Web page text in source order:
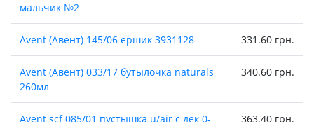
мальчик №2
Avent (Авент) 145/06 ершик 3931128 331.60 грн.
Avent (Авент) 033/17 бутылочка naturals
260мл
340.60 грн.
Avent scf 085/01 пустышка u/air с дек 0-
363.40 грн.